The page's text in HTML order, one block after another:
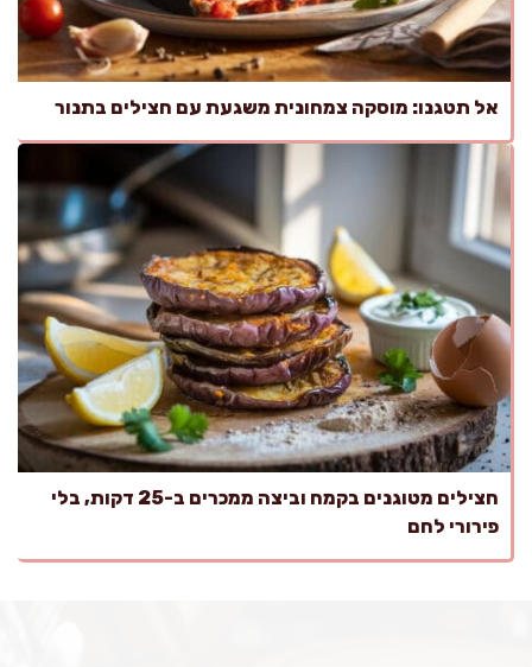
אל תטגנו: מוסקה צמחונית משגעת עם חצילים בתנור
חצילים מטוגנים בקמח וביצה ממכרים ב-25 דקות, בלי
פירורי לחם